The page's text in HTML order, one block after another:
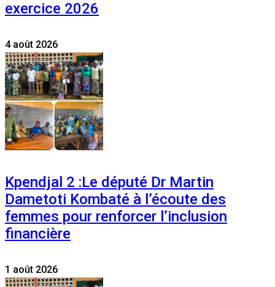
exercice 2026
4 août 2026
Kpendjal 2 :Le député Dr Martin
Dametoti Kombaté à l’écoute des
femmes pour renforcer l’inclusion
financière
1 août 2026